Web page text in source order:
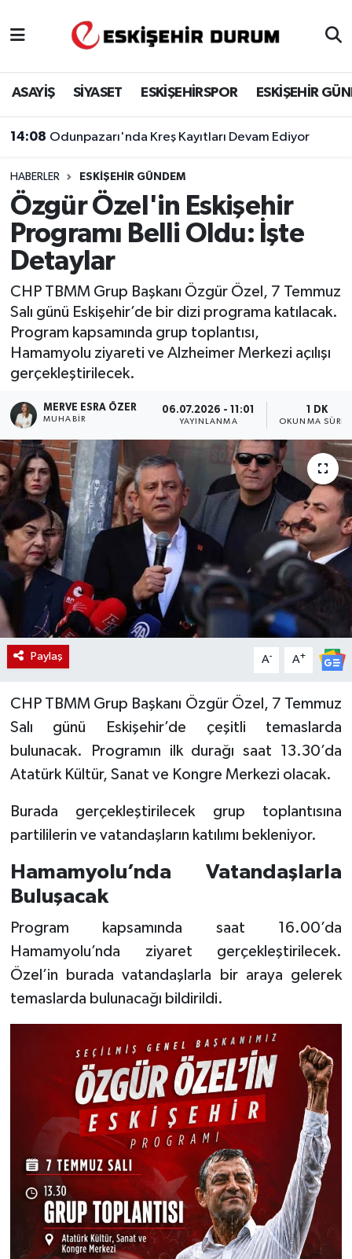
ASAYİŞ SİYASET ESKİŞEHİRSPOR ESKİŞEHİR
14:08 Odunpazarı'nda Kreş Kayıtları Devam Ediyor
HABERLER ESKIŞEHIR GÜNDEM
Özgür Özel'in Eskişehir
Programı Belli Oldu: İşte
Detaylar
CHP TBMM Grup Başkanı Özgür Özel, 7 Temmuz
Salı günü Eskişehir’de bir dizi programa katılacak.
Program kapsamında grup toplantısı,
Hamamyolu ziyareti ve Alzheimer Merkezi açılışı
gerçekleştirilecek.
MERVE ESRA ÖZER
MUHABIR
06.07.2026 - 11:01
YAYINLANMA
1 DK
OKUNMA
Paylaş A- A+
CHP TBMM Grup Başkanı Özgür Özel, 7 Temmuz
Salı günü Eskişehir’de çeşitli temaslarda
bulunacak. Programın ilk durağı saat 13.30’da
Atatürk Kültür, Sanat ve Kongre Merkezi olacak.
Burada gerçekleştirilecek grup toplantısına
partililerin ve vatandaşların katılımı bekleniyor.
Hamamyolu’nda Vatandaşlarla
Buluşacak
Program kapsamında saat 16.00’da
Hamamyolu’nda ziyaret gerçekleştirilecek.
Özel’in burada vatandaşlarla bir araya gelerek
temaslarda bulunacağı bildirildi.
Eskişehir Hava Durumu
Eskişehir Namaz Vakitleri
Eskişehir Trafik Yoğunluk Haritası
Süper Lig Puan Durumu ve Fikstür
Tüm Manşetler
Son Dakika Haberleri
Haber Arşivi